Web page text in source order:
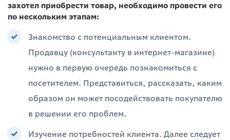
захотел приобрести товар, необходимо провести его
по нескольким этапам:
Знакомство с потенциальным клиентом.
Продавцу (консультанту в интернет-магазине)
нужно в первую очередь познакомиться с
посетителем. Представиться, рассказать, каким
образом он может посодействовать покупателю
в решении его проблем.
Изучение потребностей клиента. Далее следует